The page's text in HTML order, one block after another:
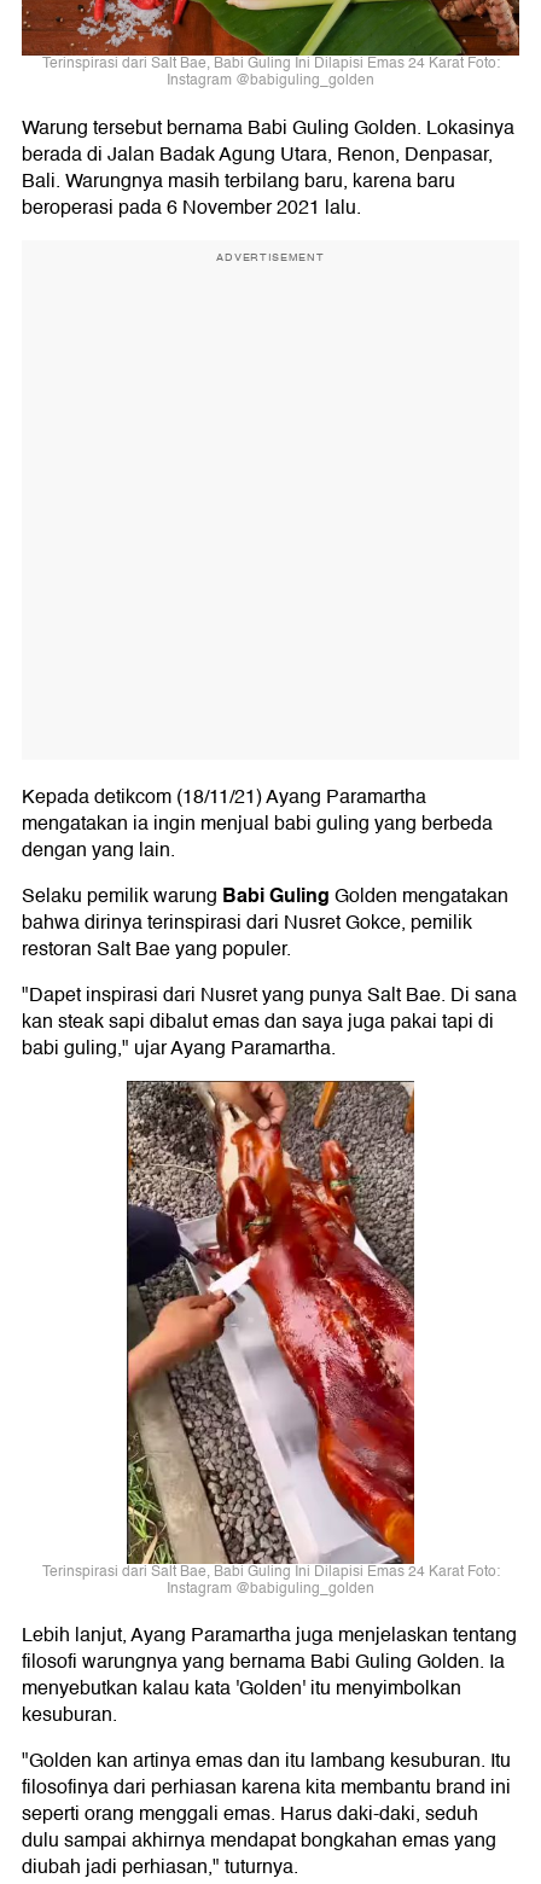
Terinspirasi dari Salt Bae, Babi Guling Ini Dilapisi Emas 24 Karat Foto:
Instagram @babiguling_golden
Warung tersebut bernama Babi Guling Golden. Lokasinya
berada di Jalan Badak Agung Utara, Renon, Denpasar,
Bali. Warungnya masih terbilang baru, karena baru
beroperasi pada 6 November 2021 lalu.
ADVERTISEMENT
Kepada detikcom (18/11/21) Ayang Paramartha
mengatakan ia ingin menjual babi guling yang berbeda
dengan yang lain.
Selaku pemilik warung Babi GulingGolden mengatakan
bahwa dirinya terinspirasi dari Nusret Gokce, pemilik
restoran Salt Bae yang populer.
"Dapet inspirasi dari Nusret yang punya Salt Bae. Di sana
kan steak sapi dibalut emas dan saya juga pakai tapi di
babi guling," ujar Ayang Paramartha.
Terinspirasi dari Salt Bae, Babi Guling Ini Dilapisi Emas 24 Karat Foto:
Instagram @babiguling_golden
Lebih lanjut, Ayang Paramartha juga menjelaskan tentang
filosofi warungnya yang bernama Babi Guling Golden. Ia
menyebutkan kalau kata 'Golden' itu menyimbolkan
kesuburan.
"Golden kan artinya emas dan itu lambang kesuburan. Itu
filosofinya dari perhiasan karena kita membantu brand ini
seperti orang menggali emas. Harus daki-daki, seduh
dulu sampai akhirnya mendapat bongkahan emas yang
diubah jadi perhiasan," tuturnya.